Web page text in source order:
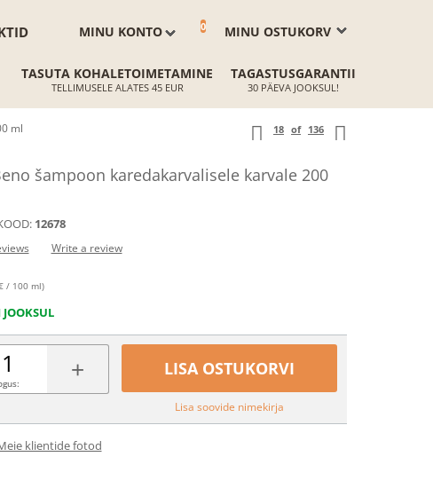
MINU OSTUKORV
0
MINU KONTO
TASUTA KOHALETOIMETAMINE
TELLIMUSELE ALATES 45 EUR
TAGASTUSGARANTII
30 PÄEVA JOOKSUL!
ml 18 of 136
šampoon karedakarvalisele karvale 200
12678
Write a review
/ 100 ml)
+ LISA OSTUKORVI
Lisa soovide nimekirja
klientide fotod